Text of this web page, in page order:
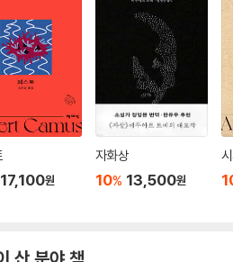
로 우리의 내면을 흔든다. 이야기의 동기
온타리오의 대화재(Great Matheson Fir
은 화재가 발생했을 때 어린이였는
남았다. 이 소설의 제목('새들이 비처럼
에서 대기를 뜨겁게 달궈 마침내 하늘을
떨어지는 현상을 의미하는 것이다.
부둥켜 안고 있는 과거의 기억 그리고
함으로써 새로운 단계로 나아가게 만든
17,100원
자화상
10% 13,500원